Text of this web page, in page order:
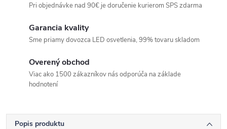
Pri objednávke nad 90€ je doručenie kurierom SPS zdarma
Garancia kvality
Sme priamy dovozca LED osvetlenia, 99% tovaru skladom
Overený obchod
Viac ako 1500 zákazníkov nás odporúča na základe
hodnotení
Popis produktu